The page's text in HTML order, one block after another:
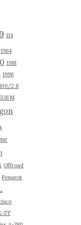
114
1964
1981
1996
2.8
M
Offroad
Peugeot
5T